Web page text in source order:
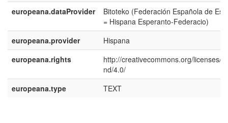
europeana.dataProvider
Bitoteko (Federación Española de
= Hispana Esperanto-Federacio)
europeana.provider
Hispana
europeana.rights
http://creativecommons.org/licenses/
nd/4.0/
europeana.type
TEXT